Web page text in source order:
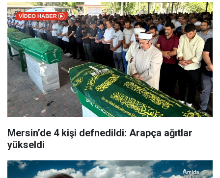
Mersin’de 4 kişi defnedildi: Arapça ağıtlar
yükseldi